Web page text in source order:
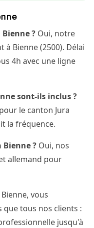
? Oui, notre
Bienne (2500). Délai
4h avec une ligne
sont-ils inclus ?
le canton Jura
la fréquence.
Bienne ? Oui, nos
allemand pour
vous
que tous nos clients :
jusqu'à